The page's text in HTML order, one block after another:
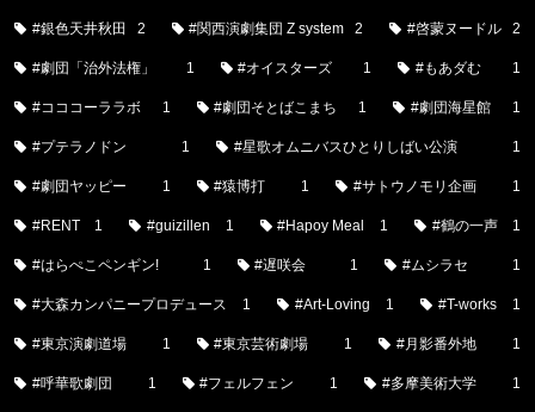
#銀色天井秋田 2 #関西演劇集団 Z system 2 #啓蒙ヌードル 2
#劇団「治外法権」 1 #オイスターズ 1 #もあダむ 1
#コココーララボ 1 #劇団そとばこまち 1 #劇団海星館 1
#プテラノドン 1 #星歌オムニバスひとりしばい公演 1
#劇団ヤッピー 1 #猿博打 1 #サトウノモリ企画 1
#RENT 1 #guizillen 1 #Hapoy Meal 1 #鶴の一声 1
#はらぺこペンギン! 1 #遅咲会 1 #ムシラセ 1
#大森カンパニープロデュース 1 #Art-Loving 1 #T-works 1
#東京演劇道場 1 #東京芸術劇場 1 #月影番外地 1
#呼華歌劇団 1 #フェルフェン 1 #多摩美術大学 1